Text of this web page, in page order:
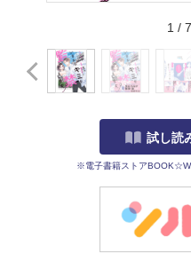
1 / 7
試し読
※電子書籍ストア